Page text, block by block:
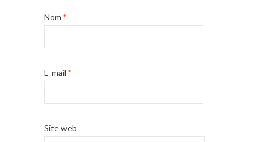
Nom *
E-mail *
Site web